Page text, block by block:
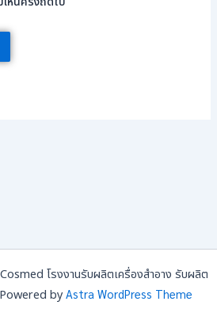
โรงงานรับผลิตเครื่องสำอาง รับผลิต
by Astra WordPress Theme